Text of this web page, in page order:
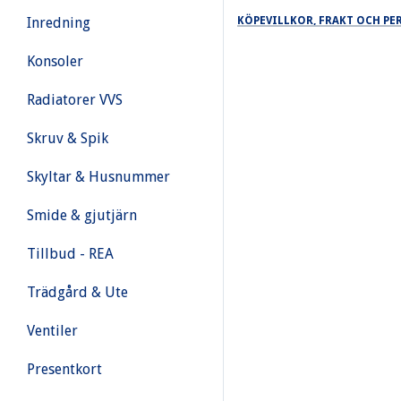
Inredning
Konsoler
Radiatorer VVS
Skruv & Spik
Skyltar & Husnummer
Smide & gjutjärn
Tillbud - REA
Trädgård & Ute
Ventiler
Presentkort
KÖPEVILLKOR, FRAKT OCH